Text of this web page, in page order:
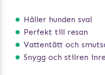
Håller hunden sval
Perfekt till resan
Vattentätt och
Snygg och stilren